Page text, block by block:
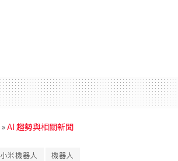
»AI 趨勢與相關新聞
小米機器人 機器人